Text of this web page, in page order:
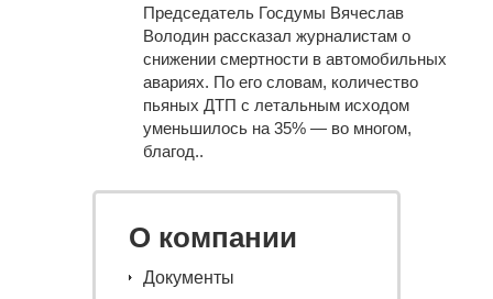
Председатель Госдумы Вячеслав
Володин рассказал журналистам о
снижении смертности в автомобильных
авариях. По его словам, количество
пьяных ДТП с летальным исходом
уменьшилось на 35% — во многом,
благод..
О компании
Документы